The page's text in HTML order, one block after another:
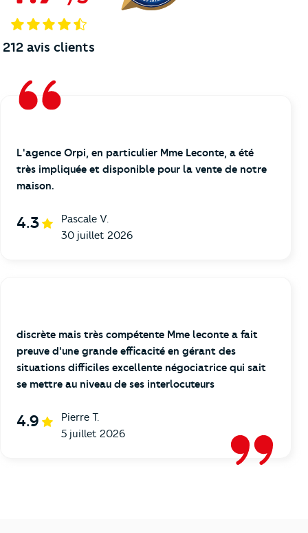
212 avis clients
L'agence Orpi, en particulier Mme Leconte, a été
très impliquée et disponible pour la vente de notre
maison.
4.3
Pascale V.
30 juillet 2026
discrète mais très compétente Mme leconte a fait
preuve d'une grande efficacité en gérant des
situations difficiles excellente négociatrice qui sait
se mettre au niveau de ses interlocuteurs
4.9
Pierre T.
5 juillet 2026